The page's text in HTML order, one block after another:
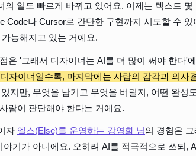
의 일도 빠르게 바뀌고 있어요. 이제는 텍스트
Code나 Cursor로 간단한 구현까지 시도할 수
능해지고 있는 거예요.
은 '그래서 디자이너는 AI를 더 많이 써야 한다'
자이너일수록, 마지막에는 사람의 감각과 의사
지만, 무엇을 남기고 무엇을 버릴지, 어떤 완성
람이 판단해야 한다는 거예요.
자 엘스(Else)를 운영하는 강영화 님의 경험은
기가 아니에요. 오히려 AI를 적극적으로 쓰되,